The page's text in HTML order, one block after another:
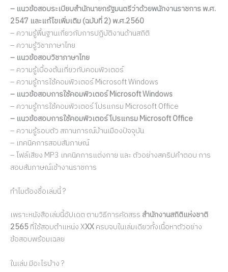
– แนวข้อสอบระเบียบสำนักนายกรัฐมนตรีว่าด้วยพนักงานราชการ พ.ศ.
2547 และแก้ไขเพิ่มเติม (ฉบับที่ 2) พ.ศ.2560
– ความรู้พื้นฐานเกี่ยวกับการปฏิบัติงานด้านสถิติ
– ความรู้วิชาภาษาไทย
– แนวข้อสอบวิชาภาษาไทย
– ความรู้เบื้องต้นเกี่ยวกับคอมพิวเตอร์
– ความรู้การใช้คอมพิวเตอร์ Microsoft Windows
– แนวข้อสอบการใช้คอมพิวเตอร์ Microsoft Windows
– ความรู้การใช้คอมพิวเตอร์ โปรแกรม Microsoft Office
– แนวข้อสอบการใช้คอมพิวเตอร์ โปรแกรม Microsoft Office
– ความรู้รอบตัว สถานการณ์บ้านเมืองปัจจุบัน
– เทคนิคการสอบสัมภาษณ์
– ไฟล์เสียง MP3 เทคนิคการแต่งกาย และ ตัวอย่างสคริปคำตอบ การ
สอบสัมภาษณ์เข้างานราชการ
ทำไมต้องชื้อเล่มนี้ ?
เพราะหนังสือเล่มนี้อัปเดต ตามวิธีการคัดสรร สำนักงานสถิติแห่งชาติ
2565ที่ใช้สอบตำแหน่ง XXXครบจบในเล่มเดียวทั้งเนื้อหาตัวอย่าง
ข้อสอบพร้อมเฉลย
ในเล่ม มีอะไรบ้าง ?